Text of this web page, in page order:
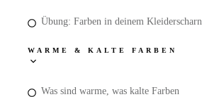
Übung: Farben in deinem
WARME & KALTE FARBEN
Was sind warme, was kalte Farben